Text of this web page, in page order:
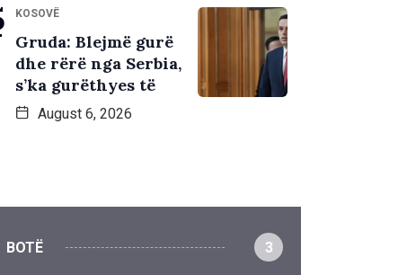
KOSOVË
Gruda: Blejmë gurë
dhe rërë nga Serbia,
s’ka gurëthyes të
August 6, 2026
BOTË 3